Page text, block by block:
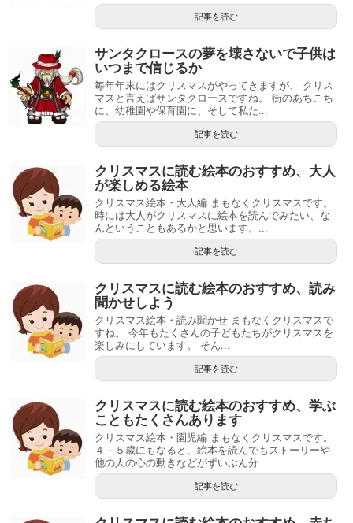
記事を読む
サンタクロースの夢を壊さないで子供は
いつまで信じるか
毎年年末にはクリスマスがやってきますが、 クリス
マスと言えばサンタクロースですね。 街のあちこち
に、幼稚園や保育園に、そして私た...
記事を読む
クリスマスに読む絵本のおすすめ、大人
が楽しめる絵本
クリスマス絵本・大人編 まもなくクリスマスです。
時には大人がクリスマスに絵本を読んでみたい、な
んということもあるかと思います。...
記事を読む
クリスマスに読む絵本のおすすめ、読み
聞かせしよう
クリスマス絵本・読み聞かせ まもなくクリスマスで
すね。 今年もたくさんの子どもたちがクリスマスを
楽しみにしています。 そん...
記事を読む
クリスマスに読む絵本のおすすめ、学ぶ
こともたくさんあります
クリスマス絵本・園児編 まもなくクリスマスです。
４－５歳にもなると、絵本を読んでもストーリーや
他の人の心の動きなどがずいぶん分...
記事を読む